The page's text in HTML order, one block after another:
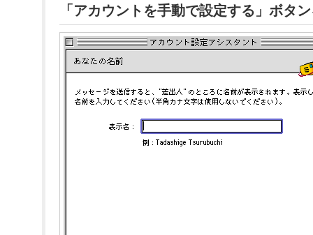
「アカウントを手動で設定する」ボタ